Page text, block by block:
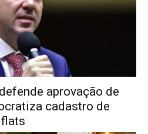
aprovação de
cadastro de